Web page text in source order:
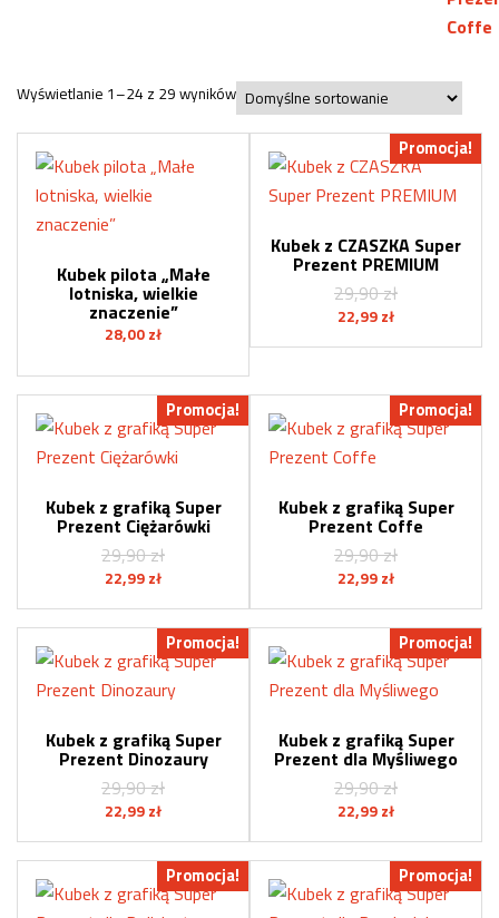
Wyświetlanie 1–24 z 29 wyników
Kubek pilota „Małe
lotniska, wielkie
znaczenie”
28,00 zł
Promocja!
Kubek z CZASZKA Super
Prezent PREMIUM
29,90zł
Pierwotna
22,99 złAktualna
Promocja!
Kubek z grafiką Super
Prezent Ciężarówki
29,90zł
Pierwotna
wynosiła:
29,90 zł.
22,99 złAktualna
wynosi:
22,99 zł.
Promocja!
Kubek z grafiką Super
Prezent Coffe
29,90zł
Pierwotna
wynosiła:
29,90 zł.
22,99 złAktualna
wynosi:
22,99 zł.
Promocja!
Kubek z grafiką Super
Prezent Dinozaury
29,90zł
Pierwotna
wynosiła:
29,90 zł.
22,99 złAktualna
wynosi:
22,99 zł.
Promocja!
Kubek z grafiką Super
Prezent dla Myśliwego
29,90zł
Pierwotna
wynosiła:
29,90 zł.
22,99 złAktualna
wynosi:
22,99 zł.
Promocja! Promocja!